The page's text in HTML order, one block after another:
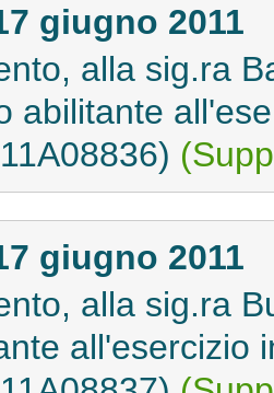
giugno 2011
alla sig.ra
abilitante
giugno 2011
alla sig.ra
all'esercizio